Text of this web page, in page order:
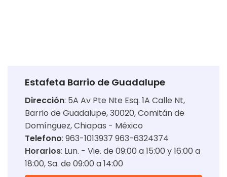
Estafeta Barrio de Guadalupe
Dirección: 5A Av Pte Nte Esq. 1A Calle Nt,
Barrio de Guadalupe, 30020, Comitán de
Domínguez, Chiapas - México
Telefono: 963-1013937 963-6324374
Horarios: Lun. - Vie. de 09:00 a 15:00 y 16:00 a
18:00 Sa. de 09:00 a 14:00